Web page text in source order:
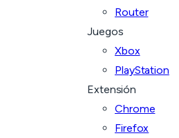
Router
Juegos
Xbox
PlayStation
Extensión
Chrome
Firefox